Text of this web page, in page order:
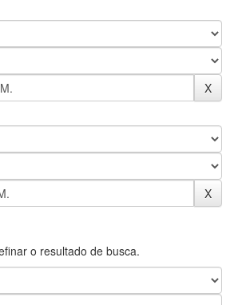
o resultado de busca.